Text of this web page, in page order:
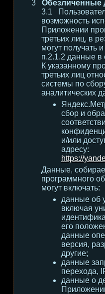
Обезличенные
возможность
Приложении
третьих лиц, в
могут получать
п.2.1.2 данные в
К указанному
третьих лиц
системы по
аналитических
сбор и
и/или
адресу:
https://
Данные,
программного
могут включать:
данные об
включая
его
данные
версия,
другие;
данные
перехода,
данные о